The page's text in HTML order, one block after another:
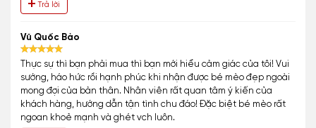
Trả lời
Vũ Quốc Bảo
Thực sự thì bạn phải mua thì bạn mới hiểu cảm giác của tôi! Vui
sướng, háo hức rồi hạnh phúc khi nhận được bé mèo đẹp ngoài
mong đợi của bản thân. Nhân viên rất quan tâm ý kiến của
khách hàng, hướng dẫn tận tình chu đáo! Đặc biệt bé mèo rất
ngoan khoẻ mạnh và ghét vch luôn.